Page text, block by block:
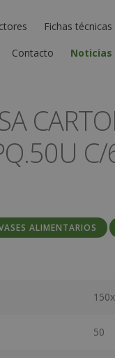
Fichas técnicas
Contacto Noticias
C/
ALIMENTARIOS
50